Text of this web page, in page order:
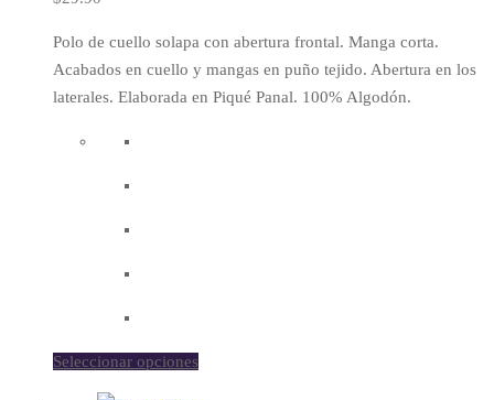
Polo de cuello solapa con abertura frontal. Manga corta.
Acabados en cuello y mangas en puño tejido. Abertura en los
laterales. Elaborada en Piqué Panal. 100% Algodón.
Seleccionar opciones